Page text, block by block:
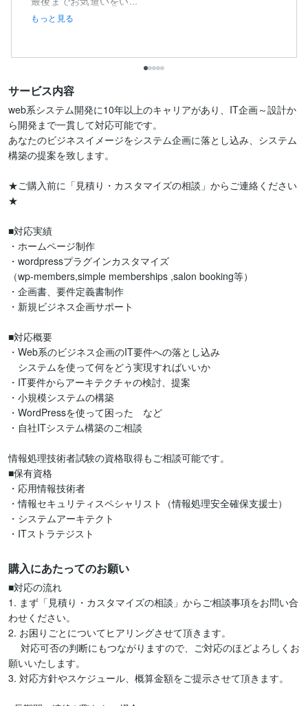
もっと見る
サービス内容
web系システム開発に10年以上のキャリアがあり、IT企画～設計か
ら開発まで一貫して対応可能です。
あなたのビジネスイメージをシステム企画に落とし込み、システム
構築の提案を致します。
★ご購入前に「見積り・カスタマイズの相談」からご連絡ください
★
■対応実績
・ホームページ制作
・wordpressプラグインカスタマイズ
（wp-members,simple memberships ,salon booking等）
・企画書、要件定義書制作
・新規ビジネス企画サポート
■対応概要
・Web系のビジネス企画のIT要件への落とし込み
システムを使って何をどう実現すればいいか
・IT要件からアーキテクチャの検討、提案
・小規模システムの構築
・WordPressを使って困った　など
・自社ITシステム構築のご相談
情報処理技術者試験の資格取得もご相談可能です。
■保有資格
・応用情報技術者
・情報セキュリティスペシャリスト（情報処理安全確保支援士）
・システムアーキテクト
・ITストラテジスト
購入にあたってのお願い
■対応の流れ
1. まず「見積り・カスタマイズの相談」からご相談事項をお問い合
わせください。
2. お困りごとについてヒアリングさせて頂きます。
対応可否の判断にもつながりますので、ご対応のほどよろしくお
願いいたします。
3. 対応方針やスケジュール、概算金額をご提示させて頂きます。